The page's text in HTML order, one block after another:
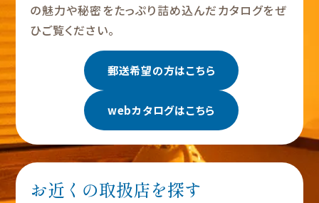
の魅力や秘密をたっぷり詰め込んだカタログをぜ
ひご覧ください。
郵送希望の方はこちら
webカタログはこちら
お近くの取扱店を探す